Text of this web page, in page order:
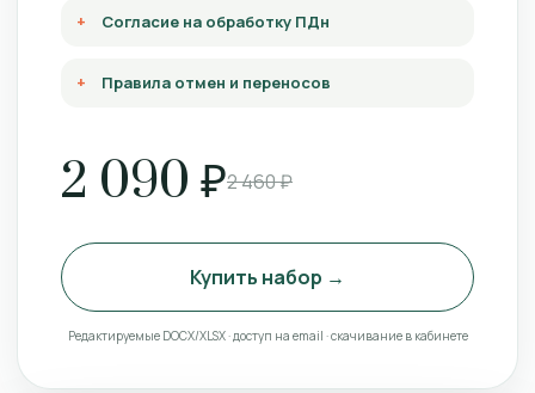
Согласие на обработку ПДн
Правила отмен и переносов
2 090 ₽2 460 ₽
Купить набор →
Редактируемые DOCX/XLSX · доступ на email · скачивание в кабинете